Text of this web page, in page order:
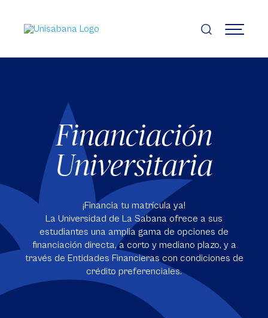
contenido
principal
MENÚ
Financiación
Universitaria
¡Financia tu matrícula ya!
La Universidad de La Sabana ofrece a sus
estudiantes una amplia gama de opciones de
financiación directa, a corto y mediano plazo, y a
través de Entidades Financieras con condiciones de
crédito preferenciales.